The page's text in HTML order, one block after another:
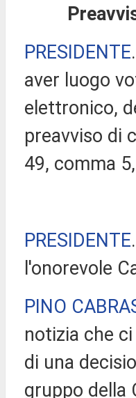
PRESIDENTE
aver luogo
elettronico,
preavviso di
49, comma
PRESIDENTE
l'onorevole
PINO
notizia che
di una
gruppo della